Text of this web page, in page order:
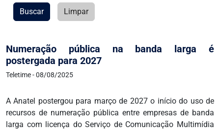
Numeração pública na banda larga é
postergada para 2027
Teletime - 08/08/2025
A Anatel postergou para março de 2027 o início do uso de
recursos de numeração pública entre empresas de banda
larga com licença do Serviço de Comunicação Multimídia
Buscar Limpar